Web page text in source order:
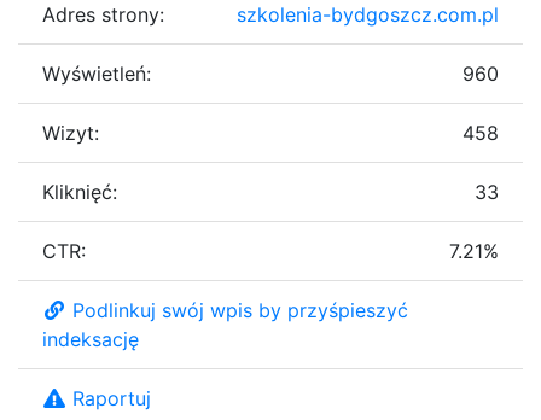
Adres strony: szkolenia-bydgoszcz.com.pl
Wyświetleń: 960
Wizyt: 458
Kliknięć: 33
CTR: 7.21%
Podlinkuj swój wpis by przyśpieszyć
indeksację
Raportuj